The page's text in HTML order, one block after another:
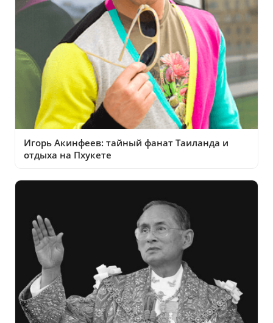
Игорь Акинфеев: тайный фанат Таиланда и
отдыха на Пхукете